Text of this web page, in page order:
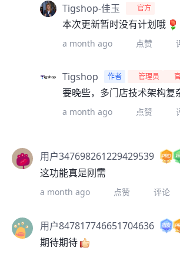
Tigshop-佳玉 官方
本次更新暂时没有计划哦
a month ago 点赞
Tigshop 作者 管理员
要晚些，多门店技术架构复
a month ago 点赞
用户347698261229429539
这功能真是刚需
a month ago 点赞 评论
用户847817746651704636
期待期待